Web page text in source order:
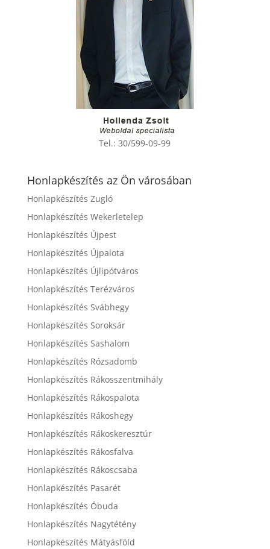
Tel.:30/599-09-99
Honlapkészítés az Ön városában
Honlapkészítés Zugló
Honlapkészítés Wekerletelep
Honlapkészítés Újpest
Honlapkészítés Újpalota
Honlapkészítés Újlipótváros
Honlapkészítés Terézváros
Honlapkészítés Svábhegy
Honlapkészítés Soroksár
Honlapkészítés Sashalom
Honlapkészítés Rózsadomb
Honlapkészítés Rákosszentmihály
Honlapkészítés Rákospalota
Honlapkészítés Rákoshegy
Honlapkészítés Rákoskeresztúr
Honlapkészítés Rákosfalva
Honlapkészítés Rákoscsaba
Honlapkészítés Pasarét
Honlapkészítés Óbuda
Honlapkészítés Nagytétény
Honlapkészítés Mátyásföld